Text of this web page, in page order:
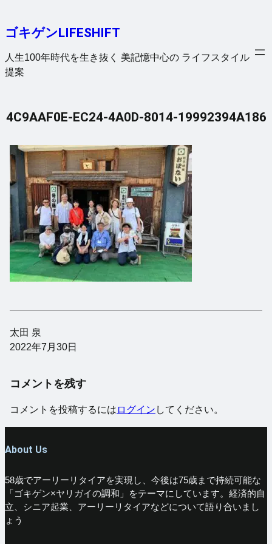
を
ス
キ
ゴキゲンLIFESHIFT
人生100年時代を生き抜く 美記憶中心の ライフスタイル
提案
4C9AAF0E-EC24-4A0D-8014-19992394A186
太田 泉
2022年7月30日
コメントを残す
コメントを投稿するには ログイン してください。
About Us
58歳でアーリーリタイアを実現し、今後は75歳まで持続可能な
「ゴキゲン×ヤリガイの調和」をテーマにしています。経済的自
立、シニア起業、アーリーリタイアなどについて語り合いまし
ょう